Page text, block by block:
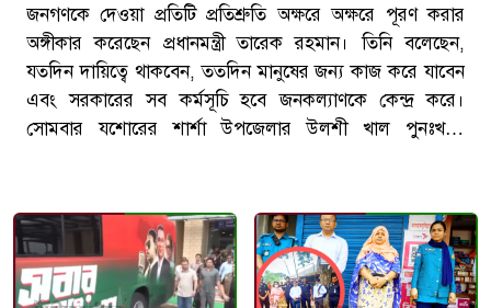
জনগণকে দেওয়া প্রতিটি প্রতিশ্রুতি অক্ষরে অক্ষরে পূরণ করার
অঙ্গীকার করেছেন প্রধানমন্ত্রী তারেক রহমান। তিনি বলেছেন,
যতদিন দায়িত্বে থাকবেন, ততদিন মানুষের জন্য কাজ করে যাবেন
এবং সরকারের সব কর্মসূচি হবে জনকল্যাণকে কেন্দ্র করে।
সোমবার যশোরের শার্শা উপজেলার উলশী খাল পুনঃখনন
মানুষের উপস্থিতিতে এই কর্মসূচির উদ্বোধন করা হয়। প্রধানমন্ত্রী
বলেন, দেশের মানুষের জীবনমান উন্নয়নে সরকার ধারাবাহিকভাবে
কাজ করছে। তিনি উল্লেখ করেন, গ্রামীণ এলাকায় জলাবদ্ধতা,
কৃষির পানি সংকট এবং পরিবেশের ভারসাম্য রক্ষায় খাল পুনঃখনন